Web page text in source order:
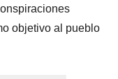
objetivo al pueblo